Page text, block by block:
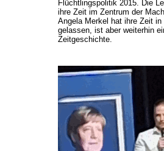
Flüchtlingspolitik 2015. Die
ihre Zeit im Zentrum der
Angela Merkel hat ihre Zeit
gelassen, ist aber weiterhin
Zeitgeschichte.